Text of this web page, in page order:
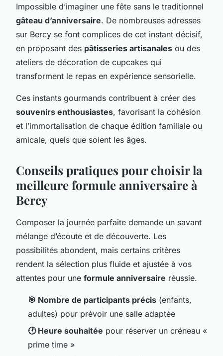
Impossible d’imaginer une fête sans le traditionnel
gâteau d’anniversaire. De nombreuses adresses
sur Bercy se font complices de cet instant décisif,
en proposant des pâtisseries artisanales ou des
ateliers de décoration de cupcakes qui
transforment le repas en expérience sensorielle.
Ces instants gourmands contribuent à créer des
souvenirs enthousiastes, favorisant la cohésion
et l’immortalisation de chaque édition familiale ou
amicale, quels que soient les âges.
Conseils pratiques pour choisir la
meilleure formule anniversaire à
Bercy
Composer la journée parfaite demande un savant
mélange d’écoute et de découverte. Les
possibilités abondent, mais certains critères
rendent la sélection plus fluide et ajustée à vos
attentes pour une formule anniversaire réussie.
🎯 Nombre de participants précis (enfants,
adultes) pour prévoir une salle adaptée
🕐 Heure souhaitée pour réserver un créneau «
prime time »